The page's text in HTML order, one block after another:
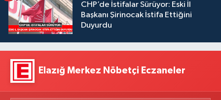
CHP’de İstifalar Sürüyor: Eski İl
Başkanı Şirinocak İstifa Ettiğini
Duyurdu
Elazığ Merkez Nöbetçi Eczaneler